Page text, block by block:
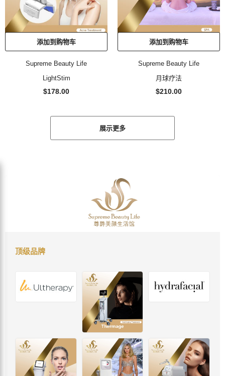
添加到购物车
Supreme Beauty Life
LightStim
$178.00
添加到购物车
Supreme Beauty Life
月球疗法
$210.00
展示更多
顶级品牌